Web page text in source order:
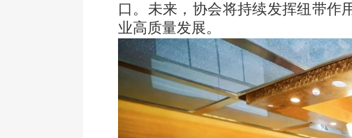
口。未来，协会将持续发挥纽带作
业高质量发展。